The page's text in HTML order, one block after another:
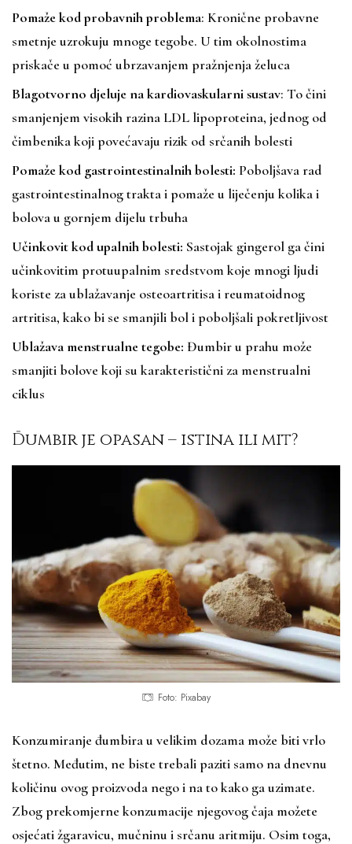
Pomaže kod probavnih problema: Kronične probavne
smetnje uzrokuju mnoge tegobe. U tim okolnostima
priskače u pomoć ubrzavanjem pražnjenja želuca
Blagotvorno djeluje na kardiovaskularni sustav: To čini
smanjenjem visokih razina LDL lipoproteina, jednog od
čimbenika koji povećavaju rizik od srčanih bolesti
Pomaže kod gastrointestinalnih bolesti: Poboljšava rad
gastrointestinalnog trakta i pomaže u liječenju kolika i
bolova u gornjem dijelu trbuha
Učinkovit kod upalnih bolesti: Sastojak gingerol ga čini
učinkovitim protuupalnim sredstvom koje mnogi ljudi
koriste za ublažavanje osteoartritisa i reumatoidnog
artritisa, kako bi se smanjili bol i poboljšali pokretljivost
Ublažava menstrualne tegobe: Đumbir u prahu može
smanjiti bolove koji su karakteristični za menstrualni
ciklus
Đumbir je opasan – istina ili mit?
Foto: Pixabay
Konzumiranje đumbira u velikim dozama može biti vrlo
štetno. Međutim, ne biste trebali paziti samo na dnevnu
količinu ovog proizvoda nego i na to kako ga uzimate.
Zbog prekomjerne konzumacije njegovog čaja možete
osjećati žgaravicu, mučninu i srčanu aritmiju. Osim toga,